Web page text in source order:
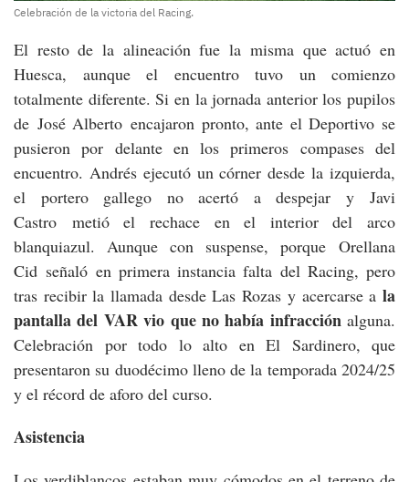
Celebración de la victoria del Racing.
El resto de la alineación fue la misma que actuó en
Huesca, aunque el encuentro tuvo un comienzo
totalmente diferente. Si en la jornada anterior los pupilos
de José Alberto encajaron pronto, ante el Deportivo se
pusieron por delante en los primeros compases del
encuentro. Andrés ejecutó un córner desde la izquierda,
el portero gallego no acertó a despejar y Javi
Castro metió el rechace en el interior del arco
blanquiazul. Aunque con suspense, porque Orellana
Cid señaló en primera instancia falta del Racing, pero
tras recibir la llamada desde Las Rozas y acercarse a la
pantalla del VAR vio que no había infracciónalguna.
Celebración por todo lo alto en El Sardinero, que
presentaron su duodécimo lleno de la temporada 2024/25
y el récord de aforo del curso.
Asistencia